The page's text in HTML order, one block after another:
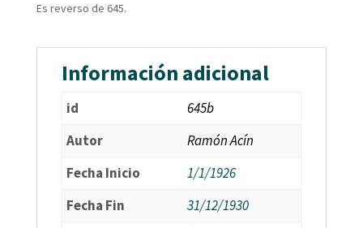
Es reverso de 645.
Información adicional
id
645b
Autor
Ramón Acín
Fecha Inicio
1/1/1926
Fecha Fin
31/12/1930